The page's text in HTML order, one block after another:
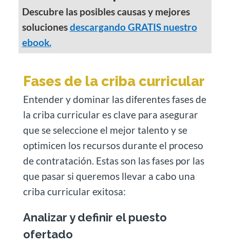
Descubre las posibles causas y mejores
solucionesdescargando GRATIS nuestro
ebook.
Fases de la criba curricular
Entender y dominar las diferentes fases de
la criba curricular es clave para asegurar
que se seleccione el mejor talento y se
optimicen los recursos durante el proceso
de contratación. Estas son las fases por las
que pasar si queremos llevar a cabo una
criba curricular exitosa:
Analizar y definir el puesto
ofertado